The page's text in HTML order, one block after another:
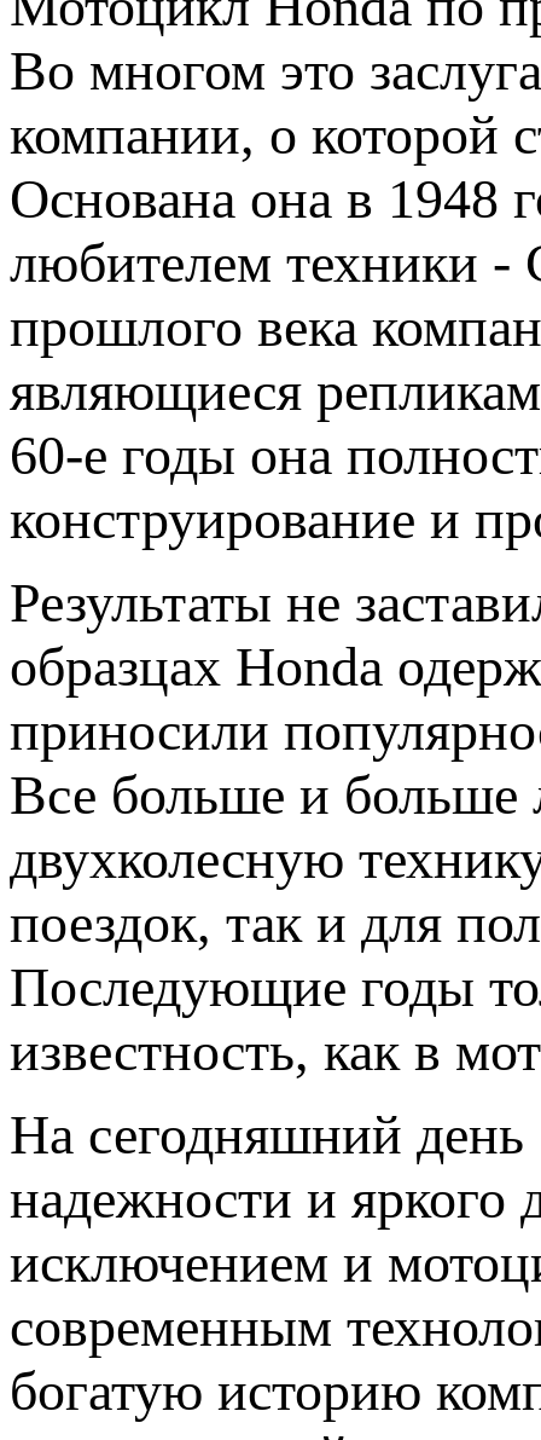
Во многом это
компании, о которой
Основана она в 1948
любителем техники -
прошлого века
являющиеся
60-е годы она
конструирование и
Результаты не
образцах Honda
приносили
Все больше и больше
двухколесную
поездок, так и для
Последующие годы
известность, как в
На сегодняшний день
надежности и яркого
исключением и
современным
богатую историю